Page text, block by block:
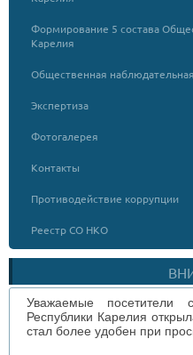
Формирование 5 состава
Карелия
Общественная
Экспертиза
Фотогалерея
Контакты
Противодействие коррупции
Реестр СО НКО
Уважаемые посетители
Республики Карелия
стал более удобен при